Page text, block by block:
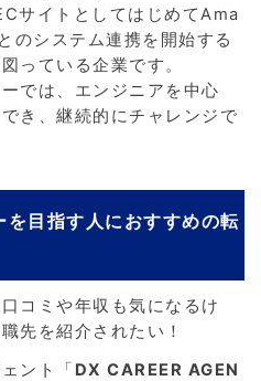
サイトとしてはじめてAma
システム連携を開始する
っている企業です。
では、エンジニアを中心
き、継続的にチャレンジで
を目指す人におすすめの転
コミや年収も気になるけ
先を紹介されたい！
ント「 DX CAREER AGEN